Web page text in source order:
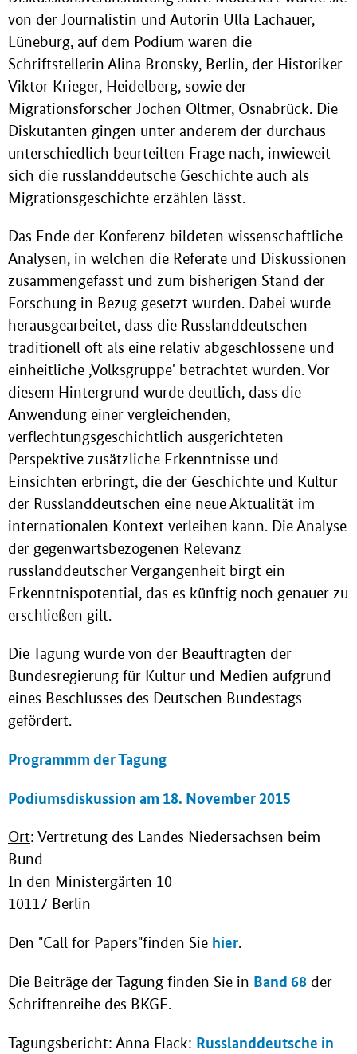
von der Journalistin und Autorin Ulla Lachauer,
Lüneburg, auf dem Podium waren die
Schriftstellerin Alina Bronsky, Berlin, der Historiker
Viktor Krieger, Heidelberg, sowie der
Migrationsforscher Jochen Oltmer, Osnabrück. Die
Diskutanten gingen unter anderem der durchaus
unterschiedlich beurteilten Frage nach, inwieweit
sich die russlanddeutsche Geschichte auch als
Migrationsgeschichte erzählen lässt.
Das Ende der Konferenz bildeten wissenschaftliche
Analysen, in welchen die Referate und Diskussionen
zusammengefasst und zum bisherigen Stand der
Forschung in Bezug gesetzt wurden. Dabei wurde
herausgearbeitet, dass die Russlanddeutschen
traditionell oft als eine relativ abgeschlossene und
einheitliche ,Volksgruppe' betrachtet wurden. Vor
diesem Hintergrund wurde deutlich, dass die
Anwendung einer vergleichenden,
verflechtungsgeschichtlich ausgerichteten
Perspektive zusätzliche Erkenntnisse und
Einsichten erbringt, die der Geschichte und Kultur
der Russlanddeutschen eine neue Aktualität im
internationalen Kontext verleihen kann. Die Analyse
der gegenwartsbezogenen Relevanz
russlanddeutscher Vergangenheit birgt ein
Erkenntnispotential, das es künftig noch genauer zu
erschließen gilt.
Die Tagung wurde von der Beauftragten der
Bundesregierung für Kultur und Medien aufgrund
eines Beschlusses des Deutschen Bundestags
gefördert.
Programmm der Tagung
Podiumsdiskussion am 18. November 2015
Ort: Vertretung des Landes Niedersachsen beim
Bund
In den Ministergärten 10
10117 Berlin
Den "Call for Papers"finden Sie hier.
Die Beiträge der Tagung finden Sie in Band 68 der
Schriftenreihe des BKGE.
Tagungsbericht: Anna Flack: Russlanddeutsche in